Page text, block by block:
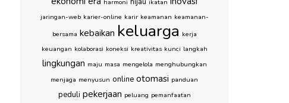
harmoni ikatan
jaringan-web karier-online karir keamanan keamanan-
bersama kebaikan keluarga kerja
keuangan kolaborasi koneksi kreativitas kunci langkah
lingkungan maju masa mengelola menghubungkan
menjaga menyusun online otomasi panduan
peduli pekerjaan peluang pemanfaatan